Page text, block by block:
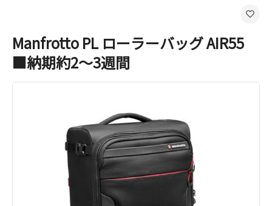
Manfrotto PL ローラーバッグ AIR55
■納期約2～3週間